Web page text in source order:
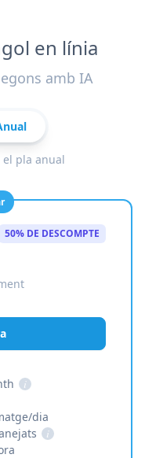
en línia
amb IA
el pla anual
50% DE DESCOMPTE
i
dia
i